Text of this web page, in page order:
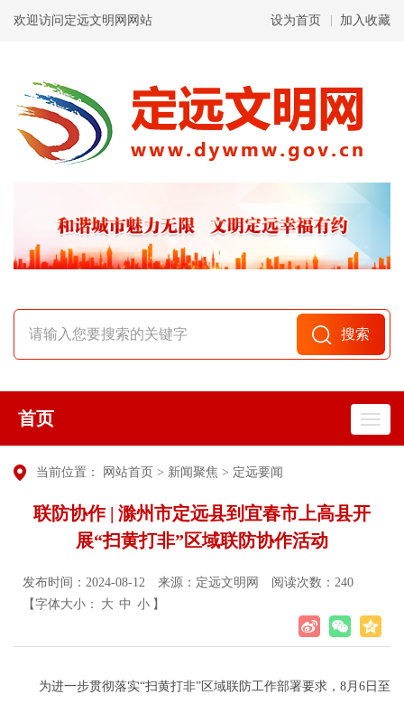
欢迎访问定远文明网网站 设为首页 加入收藏
首页
当前位置： 网站首页 > 新闻聚焦 > 定远要闻
联防协作 | 滁州市定远县到宜春市上高县开
展“扫黄打非”区域联防协作活动
发布时间：2024-08-12 来源：定远文明网 阅读次数： 240
【字体大小：
大 中 小 】
为进一步贯彻落实“扫黄打非”区域联防工作部署要求，8月6日至